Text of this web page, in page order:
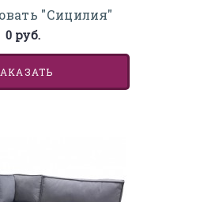
"Сицилия"
0 руб.